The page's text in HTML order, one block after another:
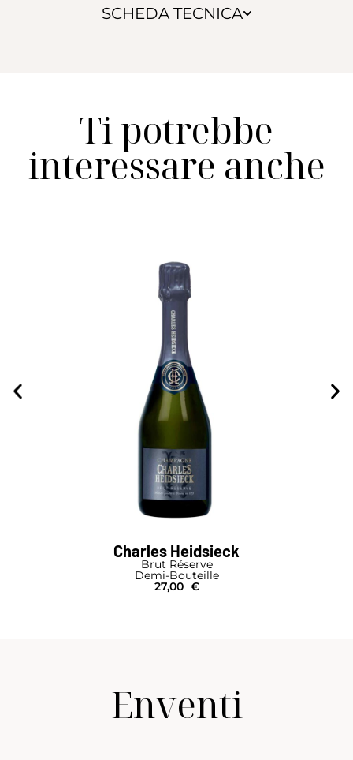
SCHEDA TECNICA
Ti potrebbe
interessare anche
Charles Heidsieck
Brut Réserve
Demi-Bouteille
27,00 €
Enventi